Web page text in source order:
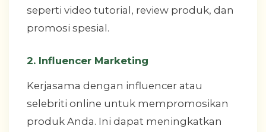
seperti video tutorial, review produk, dan
promosi spesial.
2. Influencer Marketing
Kerjasama dengan influencer atau
selebriti online untuk mempromosikan
produk Anda. Ini dapat meningkatkan